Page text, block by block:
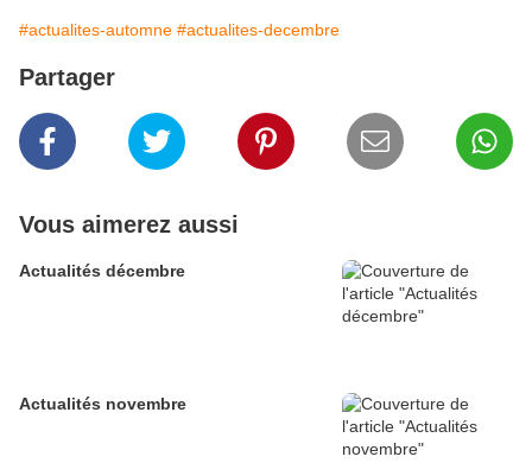
#actualites-automne #actualites-decembre
Partager
Vous aimerez aussi
Actualités décembre
Actualités novembre